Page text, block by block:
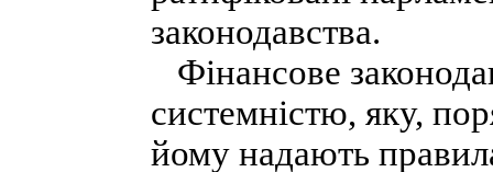
законодавства.
Фінансове
системністю, яку,
йому надають